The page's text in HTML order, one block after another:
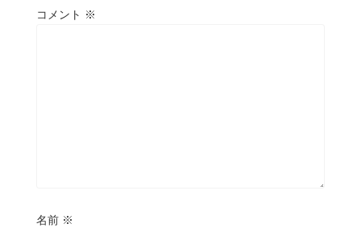
コメント ※
名前 ※